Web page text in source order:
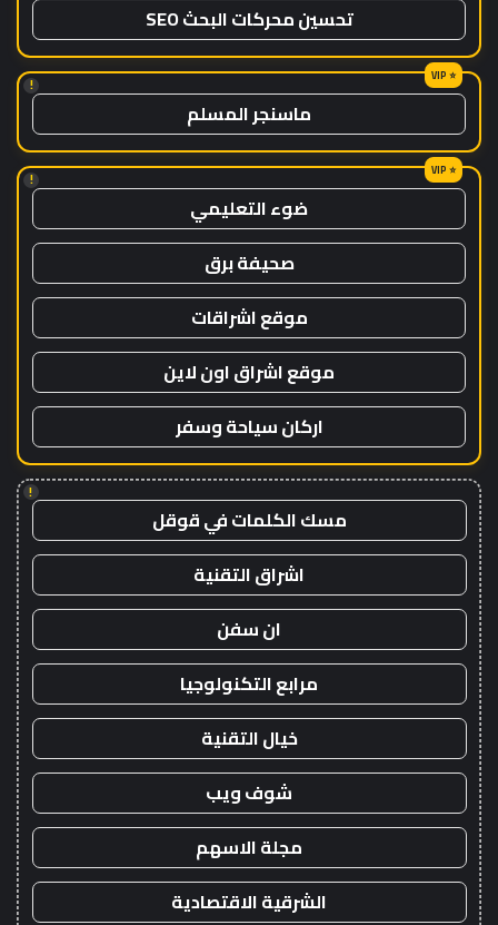
تحسين محركات البحث SEO
!
ماسنجر المسلم
!
ضوء التعليمي
صحيفة برق
موقع اشراقات
موقع اشراق اون لاين
اركان سياحة وسفر
!
مسك الكلمات في قوقل
اشراق التقنية
ان سفن
مرابع التكنولوجيا
خيال التقنية
شوف ويب
مجلة الاسهم
الشرقية الاقتصادية